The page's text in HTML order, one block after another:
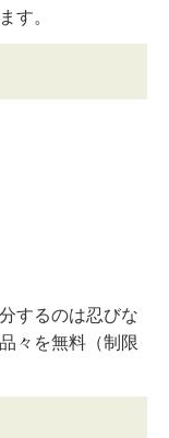
す。
するのは忍びな
々を無料（制限